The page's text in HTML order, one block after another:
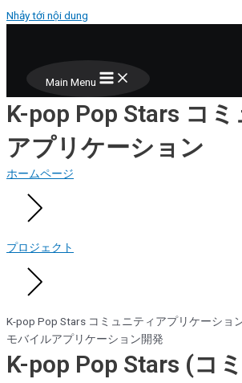
Nhảy tới nội dung
Main Menu
K-pop Pop Stars コ
アプリケーション
ホームページ
プロジェクト
K-pop Pop Stars コミュニティアプリケーショ
モバイルアプリケーション開発
K-pop Pop Stars (コ